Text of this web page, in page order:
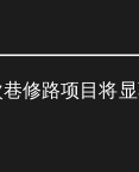
修路项目将